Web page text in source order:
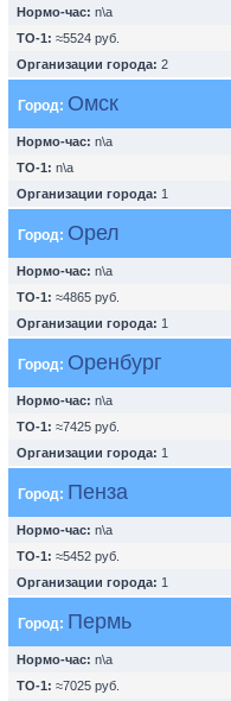
Нормо-час: n\a
ТО-1: ≈5524 руб.
Организации города: 2
Город: Омск
Нормо-час: n\a
ТО-1: n\a
Организации города: 1
Город: Орел
Нормо-час: n\a
ТО-1: ≈4865 руб.
Организации города: 1
Город: Оренбург
Нормо-час: n\a
ТО-1: ≈7425 руб.
Организации города: 1
Город: Пенза
Нормо-час: n\a
ТО-1: ≈5452 руб.
Организации города: 1
Город: Пермь
Нормо-час: n\a
ТО-1: ≈7025 руб.